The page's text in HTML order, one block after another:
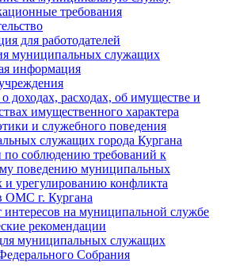
требования
для работодателей
муниципальных служащих
информация
доходах, расходах, об имуществе и
имущественного характера
и служебного поведения
служащих города Кургана
по соблюдению требований к
поведению муниципальных
урегулированию конфликта
ОМС г. Кургана
на муниципальной службе
рекомендации
муниципальных служащих
Cобрания